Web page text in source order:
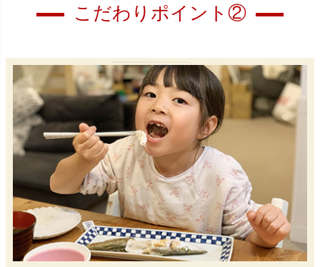
こだわりポイント②